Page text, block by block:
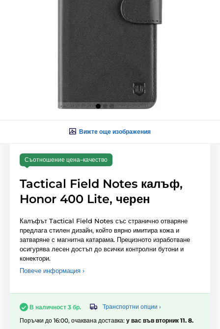
Вижте още изображения
Съотношение цена–качество
Tactical Field Notes калъф,
Honor 400 Lite, черен
Калъфът Tactical Field Notes със странично отваряне
предлага стилен дизайн, който вярно имитира кожа и
затваряне с магнитна катарама. Прецизното изработване
осигурява лесен достъп до всички контролни бутони и
конектори.
Повече информация ›
В наличност 3 бр.
Транспортни опции ›
Поръчки до 16:00, очаквана доставка: у вас във вторник 11. 8.